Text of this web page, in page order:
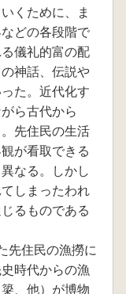
くために、ま
どの各段階で
儀礼的富の配
神話、伝説や
た。近代化す
ら古代から
先住民の生活
が看取できる
なる。しかし
しまったわれ
るものである
先住民の漁撈に
時代からの漁
、他）が博物